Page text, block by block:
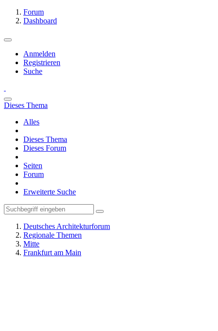
Forum
Dashboard
Anmelden
Registrieren
Suche
Dieses Thema
Alles
Dieses Thema
Dieses Forum
Seiten
Forum
Erweiterte Suche
Deutsches Architekturforum
Regionale Themen
Mitte
Frankfurt am Main